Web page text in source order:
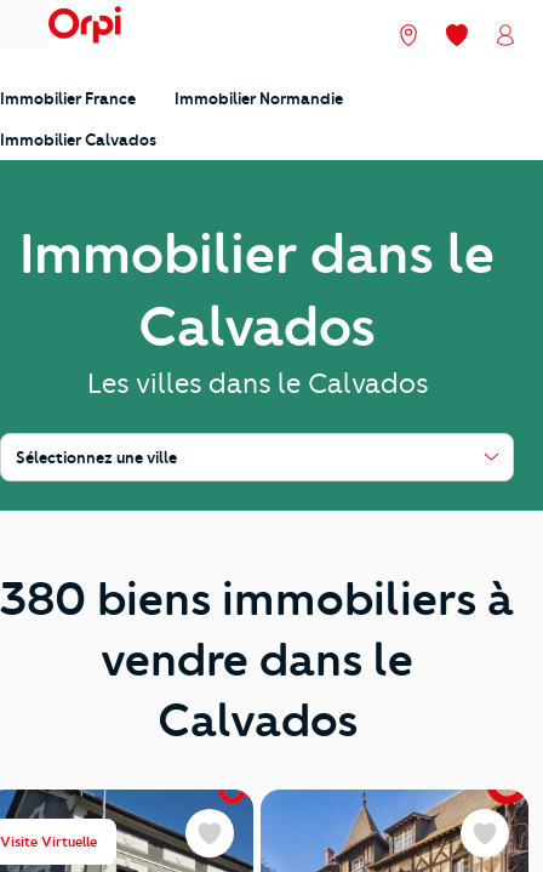
menu Nos agences
Mes
Immobilier France Immobilier Normandie
Immobilier Calvados
Immobilier dans le
Calvados
Les villes dans le Calvados
Sélectionnez une ville
380 biens immobiliers à
vendre dans le
Calvados
Visite Virtuelle Favoris Favoris